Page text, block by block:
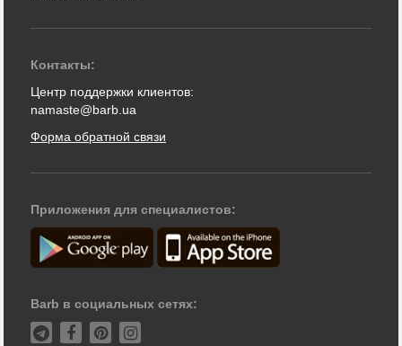
Контакты:
Центр поддержки клиентов:
namaste@barb.ua
Форма обратной связи
Приложения для специалистов:
Barb в социальных сетях: